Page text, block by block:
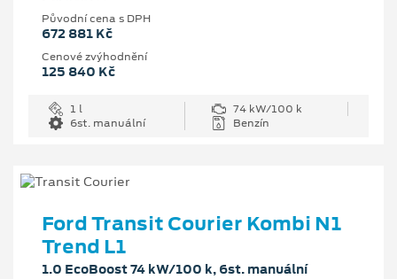
Původní cena s DPH
672 881 Kč
Cenové zvýhodnění
125 840 Kč
1 l
74 kW/100 k
6st. manuální
Benzín
Ford Transit Courier Kombi N1
Trend L1
1.0 EcoBoost 74 kW/100 k, 6st. manuální